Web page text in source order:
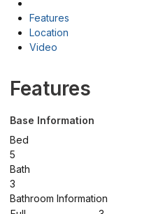
Features
Location
Video
Features
Base Information
Bed
5
Bath
3
Bathroom Information